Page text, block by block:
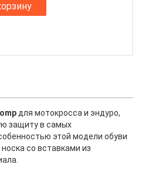
для мотокросса и эндуро,
защиту в самых
этой модели обуви
со вставками из